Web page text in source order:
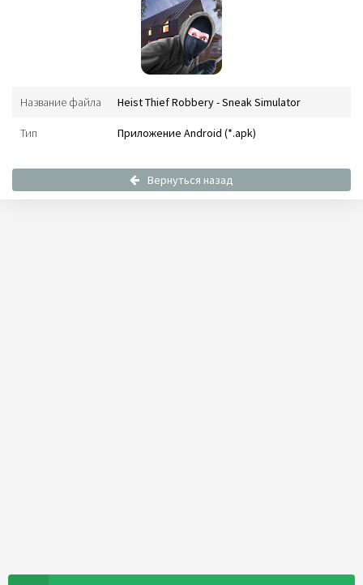
Название файла Heist Thief Robbery - Sneak Simulator
Тип Приложение Android (*.apk)
Вернуться назад